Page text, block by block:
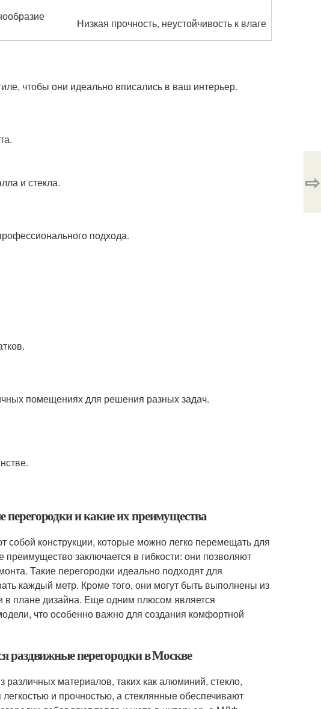
Низкая прочность, неустойчивость к влаге
чтобы они идеально вписались в ваш интерьер.
и стекла.
подхода.
помещениях для решения разных задач.
и какие их преимущества
конструкции, которые можно легко перемещать для
заключается в гибкости: они позволяют
Такие перегородки идеально подходят для
каждый метр. Кроме того, они могут быть выполнены из
в плане дизайна. Еще одним плюсом является
что особенно важно для создания комфортной
раздвижные перегородки в Москве
материалов, таких как алюминий, стекло,
и прочностью, а стеклянные обеспечивают
⇨